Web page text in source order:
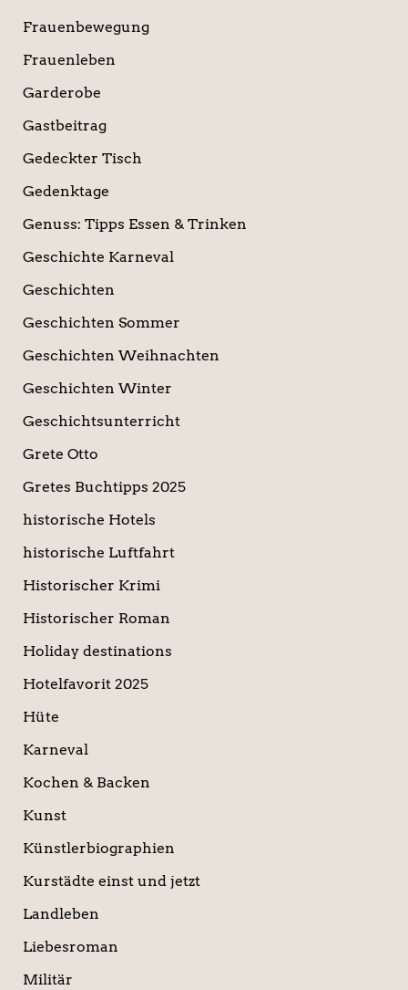
Frauenbewegung
Frauenleben
Garderobe
Gastbeitrag
Gedeckter Tisch
Gedenktage
Genuss: Tipps Essen & Trinken
Geschichte Karneval
Geschichten
Geschichten Sommer
Geschichten Weihnachten
Geschichten Winter
Geschichtsunterricht
Grete Otto
Gretes Buchtipps 2025
historische Hotels
historische Luftfahrt
Historischer Krimi
Historischer Roman
Holiday destinations
Hotelfavorit 2025
Hüte
Karneval
Kochen & Backen
Kunst
Künstlerbiographien
Kurstädte einst und jetzt
Landleben
Liebesroman
Militär